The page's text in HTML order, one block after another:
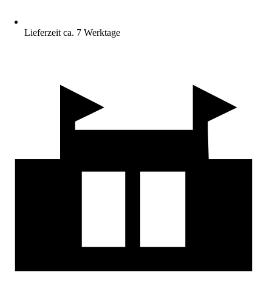
Lieferzeit ca. 7 Werktage